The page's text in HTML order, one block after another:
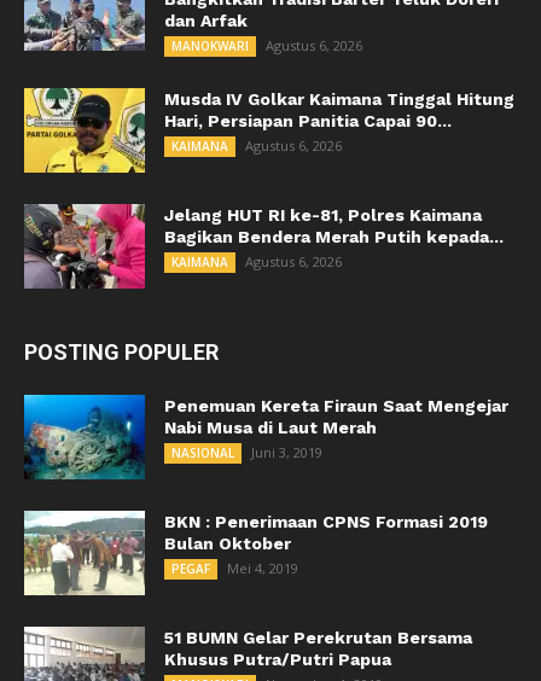
dan Arfak
MANOKWARI Agustus 6, 2026
Musda IV Golkar Kaimana Tinggal Hitung
Hari, Persiapan Panitia Capai 90...
KAIMANA Agustus 6, 2026
Jelang HUT RI ke-81, Polres Kaimana
Bagikan Bendera Merah Putih kepada...
KAIMANA Agustus 6, 2026
POSTING POPULER
Penemuan Kereta Firaun Saat Mengejar
Nabi Musa di Laut Merah
NASIONAL Juni 3, 2019
BKN : Penerimaan CPNS Formasi 2019
Bulan Oktober
PEGAF Mei 4, 2019
51 BUMN Gelar Perekrutan Bersama
Khusus Putra/Putri Papua